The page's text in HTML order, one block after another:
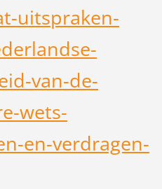
uitspraken-
van-de-
wets-
en-verdragen-